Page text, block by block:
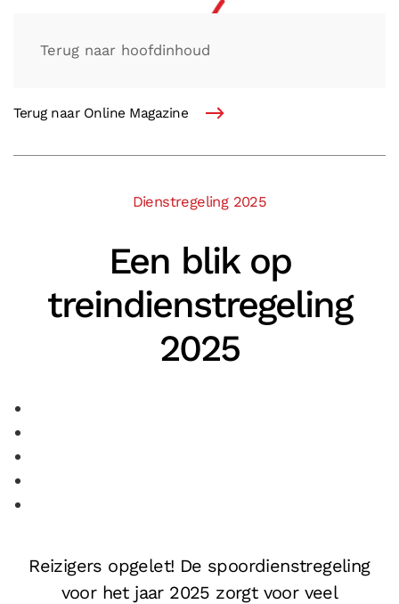
Terug naar hoofdinhoud
Terug naar Online Magazine
Dienstregeling 2025
Een blik op
treindienstregeling
2025
Reizigers opgelet! De spoordienstregeling
voor het jaar 2025 zorgt voor veel